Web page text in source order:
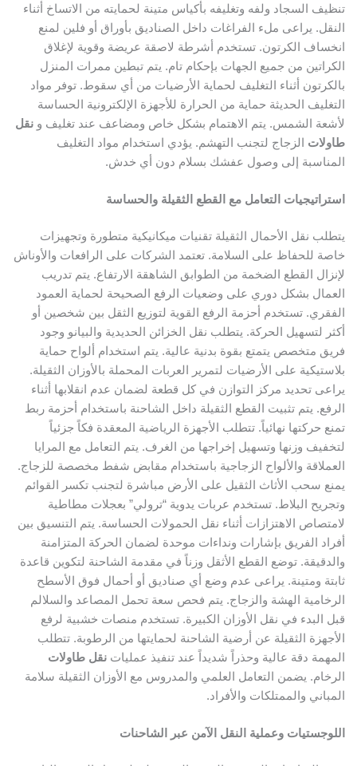
تنظيف السجاد ولفه وتغليفه بأكياس متينة لحمايته من الاتساخ أثناء
النقل. يراعى ملء الفراغات داخل الصناديق بأوراق أو فلين لمنع
انخساف الكرتون. تستخدم أشرطة لاصقة عريضة وقوية لإغلاق
الكراتين من جميع الجهات بإحكام تام. يتم تبطين ممرات المنزل
بالكرتون أثناء التغليف لحماية الأرضيات من أي سقوط. توفر مواد
التغليف الحديثة حماية من الحرارة للأجهزة الإلكترونية الحساسة
لأشعة الشمس. يتم الاهتمام بشكل خاص ومضاعف عند تغليف و نقل
طاولات الزجاج لتجنب التهشم. يؤدي استخدام مواد التغليف
المناسبة إلى وصول عفشك بسلام دون أي خدش.
استراتيجيات التعامل مع القطع الثقيلة والحساسة
يتطلب نقل الأحمال الثقيلة تقنيات ميكانيكية متطورة وتجهيزات
خاصة للحفاظ على السلامة. تعتمد الشركات على الرافعات والأوناش
لإنزال القطع الضخمة من الطوابق الشاهقة الارتفاع. يتم تدريب
العمال بشكل دوري على وضعيات الرفع الصحيحة لحماية العمود
الفقري. تستخدم أحزمة الرفع القوية لتوزيع الثقل بين شخصين أو
أكثر لتسهيل الحركة. يتطلب نقل الخزائن الحديدية والبيانو وجود
فريق متخصص يتمتع بقوة بدنية عالية. يتم استخدام ألواح حماية
بلاستيكية على الأرضيات لتمرير العربات المحملة بالأوزان الثقيلة.
يراعى تحديد مركز التوازن في كل قطعة لضمان عدم انقلابها أثناء
الرفع. يتم تثبيت القطع الثقيلة داخل الشاحنة باستخدام أحزمة ربط
تمنع حركتها نهائياً. تتطلب الأجهزة الرياضية المعقدة فكاً جزئياً
لتخفيف وزنها وتسهيل إخراجها من الغرف. يتم التعامل مع المرايا
العملاقة والألواح الزجاجية باستخدام مقابض شفط مخصصة للزجاج.
يمنع سحب الأثاث الثقيل على الأرض مباشرة لتجنب تكسر القوائم
وتجريح البلاط. تستخدم عربات يدوية “ترولي” بعجلات مطاطية
لامتصاص الاهتزازات أثناء نقل الحمولات الحساسة. يتم التنسيق بين
أفراد الفريق بإشارات ونداءات موحدة لضمان الحركة المتزامنة
والدقيقة. توضع القطع الأثقل وزناً في مقدمة الشاحنة لتكوين قاعدة
ثابتة ومتينة. يراعى عدم وضع أي صناديق أو أحمال فوق الأسطح
الرخامية الهشة والزجاج. يتم فحص سعة تحمل المصاعد والسلالم
قبل البدء في نقل الأوزان الكبيرة. تستخدم منصات خشبية لرفع
الأجهزة الثقيلة عن أرضية الشاحنة لحمايتها من الرطوبة. تتطلب
المهمة دقة عالية وحذراً شديداً عند تنفيذ عمليات نقل طاولات
الرخام. يضمن التعامل العلمي والمدروس مع الأوزان الثقيلة سلامة
المباني والممتلكات والأفراد.
اللوجستيات وعملية النقل الآمن عبر الشاحنات